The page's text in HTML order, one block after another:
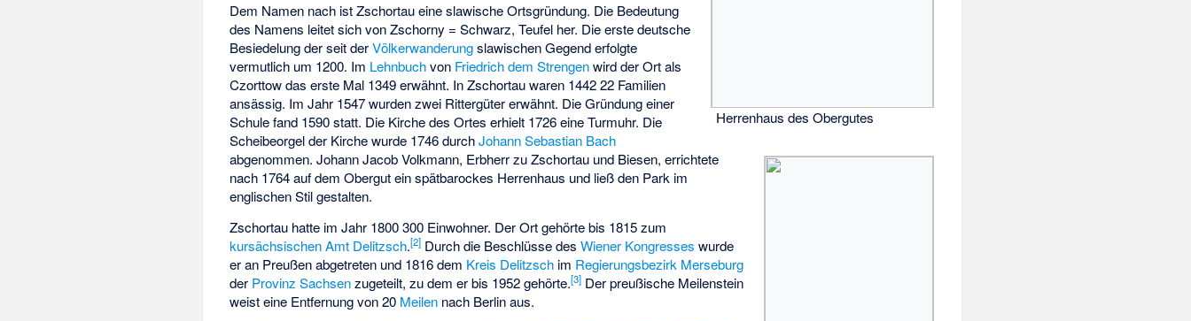
Herrenhaus des Obergutes
Dem Namen nach ist Zschortau eine slawische Ortsgründung. Die Bedeutung
des Namens leitet sich von Zschorny = Schwarz, Teufel her. Die erste deutsche
Besiedelung der seit derVölkerwanderungslawischen Gegend erfolgte
vermutlich um 1200. Im Lehnbuchvon Friedrich dem Strengenwird der Ort als
Czorttow das erste Mal 1349 erwähnt. In Zschortau waren 1442 22 Familien
ansässig. Im Jahr 1547 wurden zwei Rittergüter erwähnt. Die Gründung einer
Schule fand 1590 statt. Die Kirche des Ortes erhielt 1726 eine Turmuhr. Die
Scheibeorgel der Kirche wurde 1746 durchJohann Sebastian Bach
abgenommen.Johann Jacob Volkmann, Erbherr zu Zschortau und Biesen, errichtete
nach 1764 auf dem Obergut ein spätbarockes Herrenhaus und ließ den Park im
englischen Stil gestalten.
Zschortau hatte im Jahr 1800 300 Einwohner. Der Ort gehörte bis 1815 zum
kursächsischen Amt Delitzsch.[2] Durch die Beschlüsse desWiener Kongresses wurde
er an Preußen abgetreten und 1816 dem Kreis Delitzsch im Regierungsbezirk Merseburg
der Provinz Sachsenzugeteilt, zu dem er bis 1952 gehörte.[3] Der preußische Meilenstein
weist eine Entfernung von 20 Meilen nach Berlin aus.